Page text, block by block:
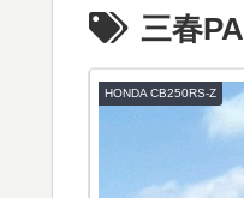
三春PA
HONDA CB250RS-Z